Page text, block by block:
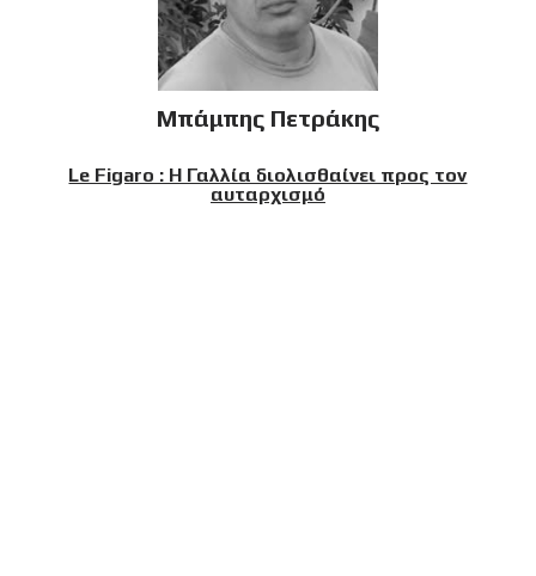
Μπάμπης Πετράκης
Le Figaro : Η Γαλλία διολισθαίνει προς τον
αυταρχισμό